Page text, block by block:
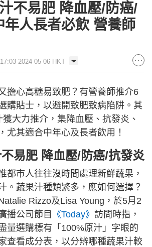
不易肥 降血壓/防癌/
年人長者必飲 營養師
2024-05-06 HKT
擔心高糖易致肥？有營養師推介6
購貼士，以避開致肥致病陷阱。其
大力推介，集降血壓、抗發炎、
尤其適合中年心及長者飲用！
易肥 降血壓/防癌/抗發炎
都市人往往沒時間處理新鮮蔬果，
。蔬果汁種類繁多，應如何選擇？
Rizzo及Lisa Young，於5月2
播公司節目
《Today》 訪問時指，
量選購標有「100%原汁」字眼的
查看成分表，以分辨哪種蔬果汁較